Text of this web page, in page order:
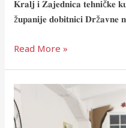
𝐊𝐫𝐚𝐥𝐣 𝐢 𝐙𝐚𝐣𝐞𝐝𝐧𝐢𝐜𝐚 𝐭𝐞𝐡𝐧𝐢č𝐤𝐞
ž𝐮𝐩𝐚𝐧𝐢𝐣𝐞 𝐝𝐨𝐛𝐢𝐭𝐧𝐢𝐜𝐢 𝐃𝐫ž𝐚𝐯𝐧𝐞
Read More »